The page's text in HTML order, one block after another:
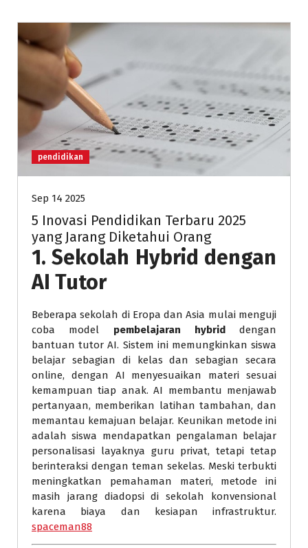
pendidikan
Sep 14 2025
5 Inovasi Pendidikan Terbaru 2025
yang Jarang Diketahui Orang
1.Sekolah Hybrid dengan
AI Tutor
Beberapa sekolah di Eropa dan Asia mulai menguji
coba model pembelajaran hybriddengan
bantuan tutor AI. Sistem ini memungkinkan siswa
belajar sebagian di kelas dan sebagian secara
online, dengan AI menyesuaikan materi sesuai
kemampuan tiap anak. AI membantu menjawab
pertanyaan, memberikan latihan tambahan, dan
memantau kemajuan belajar. Keunikan metode ini
adalah siswa mendapatkan pengalaman belajar
personalisasi layaknya guru privat, tetapi tetap
berinteraksi dengan teman sekelas. Meski terbukti
meningkatkan pemahaman materi, metode ini
masih jarang diadopsi di sekolah konvensional
karena biaya dan kesiapan infrastruktur.
spaceman88